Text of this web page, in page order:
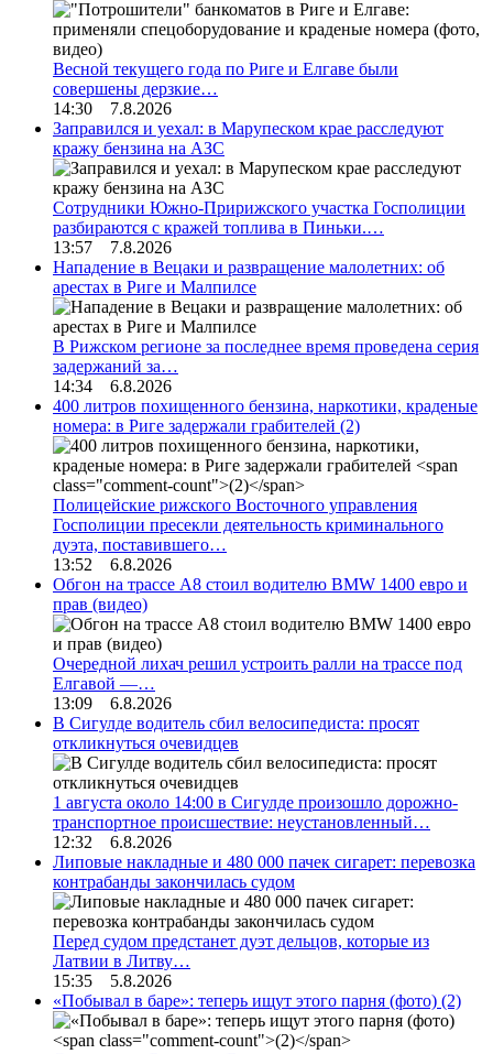
Весной текущего года по Риге и Елгаве были
совершены дерзкие…
14:30 7.8.2026
Заправился и уехал: в Марупеском крае расследуют
кражу бензина на АЗС
Сотрудники Южно-Пририжского участка Госполиции
разбираются с кражей топлива в Пиньки.…
13:57 7.8.2026
Нападение в Вецаки и развращение малолетних: об
арестах в Риге и Малпилсе
В Рижском регионе за последнее время проведена серия
задержаний за…
14:34 6.8.2026
400 литров похищенного бензина, наркотики, краденые
номера: в Риге задержали грабителей (2)
Полицейские рижского Восточного управления
Госполиции пресекли деятельность криминального
дуэта, поставившего…
13:52 6.8.2026
Обгон на трассе А8 стоил водителю BMW 1400 евро и
прав (видео)
Очередной лихач решил устроить ралли на трассе под
Елгавой —…
13:09 6.8.2026
В Сигулде водитель сбил велосипедиста: просят
откликнуться очевидцев
1 августа около 14:00 в Сигулде произошло дорожно-
транспортное происшествие: неустановленный…
12:32 6.8.2026
Липовые накладные и 480 000 пачек сигарет: перевозка
контрабанды закончилась судом
Перед судом предстанет дуэт дельцов, которые из
Латвии в Литву…
15:35 5.8.2026
«Побывал в баре»: теперь ищут этого парня (фото) (2)